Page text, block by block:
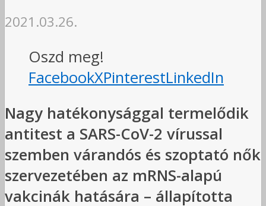
2021.03.26.
Oszd meg!
FacebookXPinterestLinkedIn
Nagy hatékonysággal termelődik
antitest a SARS-CoV-2 vírussal
szemben várandós és szoptató nők
szervezetében az mRNS-alapú
vakcinák hatására – állapította